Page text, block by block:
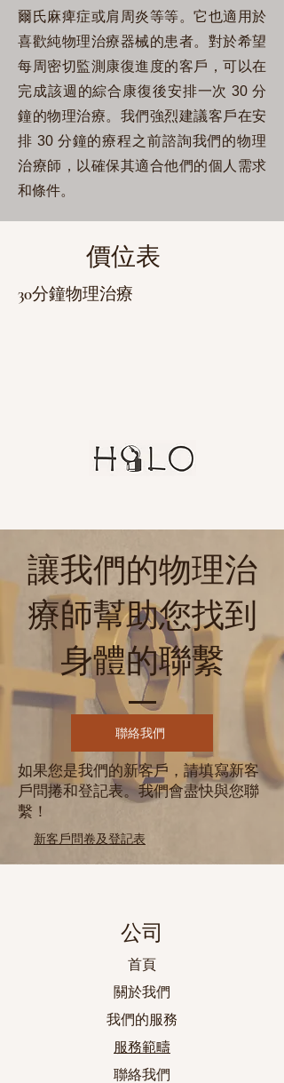
爾氏麻痺症或肩周炎等等。它也適用於
喜歡純物理治療器械的患者。對於希望
每周密切監測康復進度的客戶，可以在
完成該週的綜合康復後安排一次 30 分
鐘的物理治療。我們強烈建議客戶在安
排 30 分鐘的療程之前諮詢我們的物理
治療師，以確保其適合他們的個人需求
和條件。
價位表
30分鐘物理治療
讓我們的物理治
療師幫助您找到
身體的聯繫
聯絡我們
如果您是我們的新客戶，請填寫新客
戶問捲和登記表。我們會盡快與您聯
繫！
新客戶問卷及登記表
公司
首頁
關於我們
我們的服務
服務範疇
聯絡我們